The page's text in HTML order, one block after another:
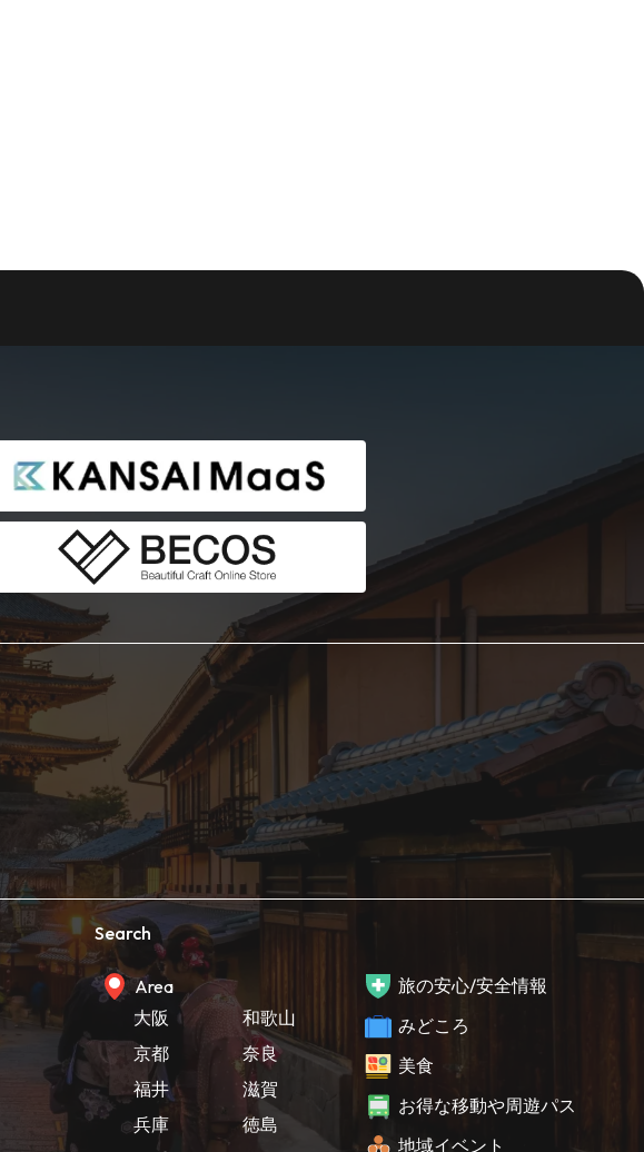
Search
Area
大阪
京都
福井
兵庫
和歌山
奈良
滋賀
徳島
旅の安心/安全情報
みどころ
美食
お得な移動や周遊パス
地域イベント